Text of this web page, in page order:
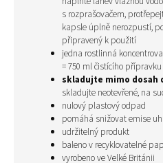
s rozprašovačem,
kapsle úplně nerozpustí,
připravený k použití
jedna rostlinná
= 750 ml čistícího přípravku
skladujte mimo dosah
skladujte neotevřené, na
nulový plastový odpad
pomáhá snižovat emise
udržitelný produkt
baleno v recyklovatelné
vyrobeno ve Velké Británii